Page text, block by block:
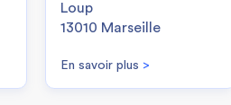
Loup
13010 Marseille
En savoir plus >